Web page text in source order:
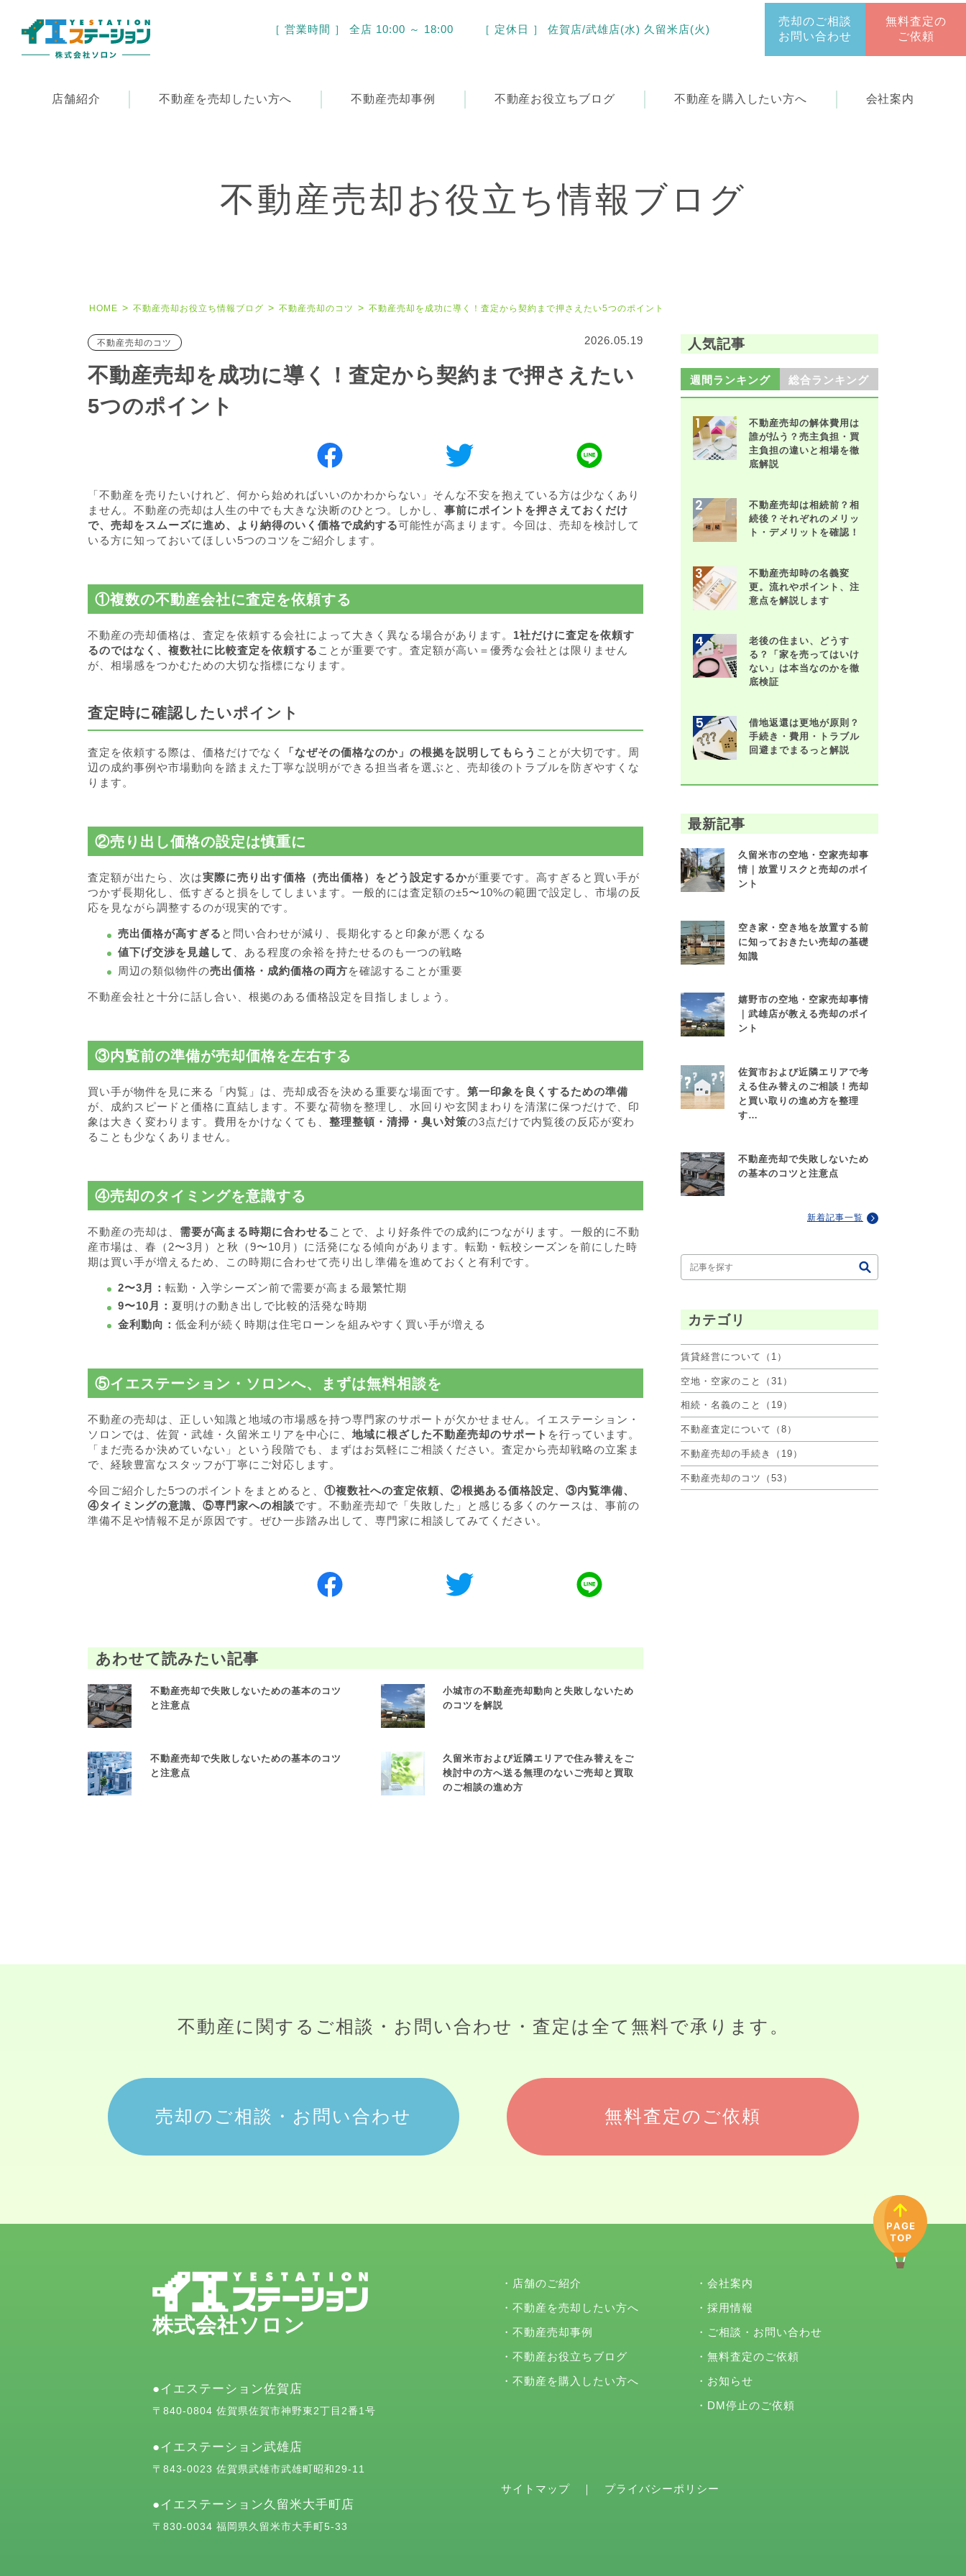
［ 営業時間 ］ 全店 10:00 ～ 18:00 ［ 定休日 ］ 佐賀店/武雄店(水) 久留米店(火)
売却のご相談
お問い合わせ
無料査定の
ご依頼
店舗紹介 不動産を売却したい方へ 不動産売却事例 不動産お役立ちブログ 不動産を購入したい方へ 会社案内
不動産売却お役立ち情報ブログ
HOME 不動産売却お役立ち情報ブログ 不動産売却のコツ 不動産売却を成功に導く！査定から契約まで押さえたい5つのポイント
不動産売却のコツ 2026.05.19
不動産売却を成功に導く！査定から契約まで押さえたい
5つのポイント
「不動産を売りたいけれど、何から始めればいいのかわからない」そんな不安を抱えている方は少なくあり
ません。不動産の売却は人生の中でも大きな決断のひとつ。しかし、 事前にポイントを押さえておくだけ
で、売却をスムーズに進め、より納得のいく価格で成約する可能性が高まります。今回は、売却を検討して
いる方に知っておいてほしい5つのコツをご紹介します。
①複数の不動産会社に査定を依頼する
不動産の売却価格は、査定を依頼する会社によって大きく異なる場合があります。 1社だけに査定を依頼す
るのではなく、複数社に比較査定を依頼する ことが重要です。査定額が高い＝優秀な会社とは限りません
が、相場感をつかむための大切な指標になります。
査定時に確認したいポイント
査定を依頼する際は、価格だけでなく 「なぜその価格なのか」の根拠を説明してもらう ことが大切です。周
辺の成約事例や市場動向を踏まえた丁寧な説明ができる担当者を選ぶと、売却後のトラブルを防ぎやすくな
ります。
②売り出し価格の設定は慎重に
査定額が出たら、次は実際に売り出す価格（売出価格）をどう設定するかが重要です。高すぎると買い手が
つかず長期化し、低すぎると損をしてしまいます。一般的には査定額の±5〜10%の範囲で設定し、市場の反
応を見ながら調整するのが現実的です。
売出価格が高すぎる と問い合わせが減り、長期化すると印象が悪くなる
値下げ交渉を見越して
、ある程度の余裕を持たせるのも一つの戦略
周辺の類似物件の売出価格・成約価格の両方を確認することが重要
不動産会社と十分に話し合い、根拠のある価格設定を目指しましょう。
③内覧前の準備が売却価格を左右する
買い手が物件を見に来る「内覧」は、売却成否を決める重要な場面です。 第一印象を良くするための準備
が、成約スピードと価格に直結します。不要な荷物を整理し、水回りや玄関まわりを清潔に保つだけで、印
象は大きく変わります。費用をかけなくても、 整理整頓・清掃・臭い対策の3点だけで内覧後の反応が変わ
ることも少なくありません。
④売却のタイミングを意識する
不動産の売却は、 需要が高まる時期に合わせる ことで、より好条件での成約につながります。一般的に不動
産市場は、春（2〜3月）と秋（9〜10月）に活発になる傾向があります。転勤・転校シーズンを前にした時
期は買い手が増えるため、この時期に合わせて売り出し準備を進めておくと有利です。
2〜3月：転勤・入学シーズン前で需要が高まる最繁忙期
9〜10月： 夏明けの動き出しで比較的活発な時期
金利動向：低金利が続く時期は住宅ローンを組みやすく買い手が増える
⑤イエステーション・ソロンへ、まずは無料相談を
不動産の売却は、正しい知識と地域の市場感を持つ専門家のサポートが欠かせません。イエステーション・
ソロンでは、佐賀・武雄・久留米エリアを中心に、 地域に根ざした不動産売却のサポート を行っています。
「まだ売るか決めていない」という段階でも、まずはお気軽にご相談ください。査定から売却戦略の立案ま
で、経験豊富なスタッフが丁寧にご対応します。
今回ご紹介した5つのポイントをまとめると、 ①複数社への査定依頼、②根拠ある価格設定、③内覧準備、
④タイミングの意識、⑤専門家への相談です。不動産売却で「失敗した」と感じる多くのケースは、事前の
準備不足や情報不足が原因です。ぜひ一歩踏み出して、専門家に相談してみてください。
あわせて読みたい記事
不動産売却で失敗しないための基本のコツ
と注意点
小城市の不動産売却動向と失敗しないため
のコツを解説
不動産売却で失敗しないための基本のコツ
と注意点
久留米市および近隣エリアで住み替えをご
検討中の方へ送る無理のないご売却と買取
のご相談の進め方
人気記事
週間ランキング 総合ランキング
不動産売却の解体費用は
誰が払う？売主負担・買
主負担の違いと相場を徹
底解説
不動産売却は相続前？相
続後？それぞれのメリッ
ト・デメリットを確認！
不動産売却時の名義変
更。流れやポイント、注
意点を解説します
老後の住まい、どうす
る？「家を売ってはいけ
ない」は本当なのかを徹
底検証
借地返還は更地が原則？
手続き・費用・トラブル
回避までまるっと解説
最新記事
久留米市の空地・空家売却事
情｜放置リスクと売却のポイ
ント
空き家・空き地を放置する前
に知っておきたい売却の基礎
知識
嬉野市の空地・空家売却事情
｜武雄店が教える売却のポイ
ント
佐賀市および近隣エリアで考
える住み替えのご相談！売却
と買い取りの進め方を整理
す…
不動産売却で失敗しないため
の基本のコツと注意点
新着記事一覧
カテゴリ
賃貸経営について（1）
空地・空家のこと（31）
相続・名義のこと（19）
不動産査定について（8）
不動産売却の手続き（19）
不動産売却のコツ（53）
不動産に関する ご相談・お問い合わせ・査定は 全て無料で承ります。
売却のご相談・お問い合わせ 無料査定のご依頼
株式会社ソロン
イエステーション佐賀店
〒840-0804 佐賀県佐賀市神野東2丁目2番1号
イエステーション武雄店
〒843-0023 佐賀県武雄市武雄町昭和29-11
イエステーション久留米大手町店
〒830-0034 福岡県久留米市大手町5-33
・ 店舗のご紹介
・ 不動産を売却したい方へ
・ 不動産売却事例
・ 不動産お役立ちブログ
・ 不動産を購入したい方へ
・ 会社案内
・ 採用情報
・ ご相談・お問い合わせ
・ 無料査定のご依頼
・ お知らせ
・ DM停止のご依頼
サイトマップ ｜ プライバシーポリシー